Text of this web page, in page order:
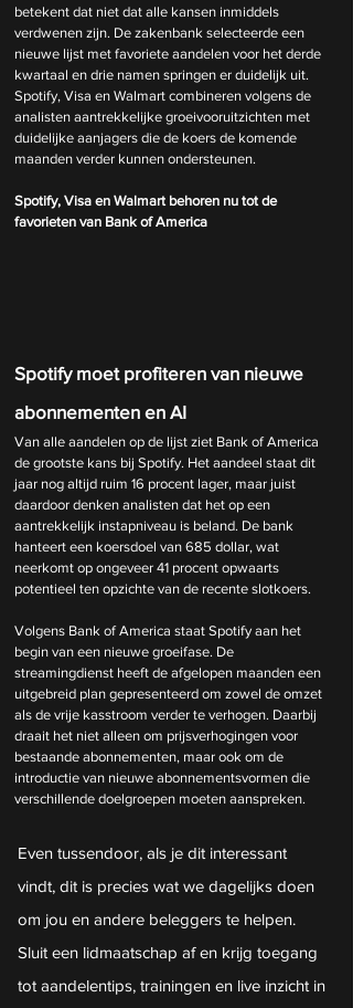
betekent dat niet dat alle kansen inmiddels
verdwenen zijn. De zakenbank selecteerde een
nieuwe lijst met favoriete aandelen voor het derde
kwartaal en drie namen springen er duidelijk uit.
Spotify, Visa en Walmart combineren volgens de
analisten aantrekkelijke groeivooruitzichten met
duidelijke aanjagers die de koers de komende
maanden verder kunnen ondersteunen.
Spotify, Visa en Walmart behoren nu tot de
favorieten van Bank of America
Spotify moet profiteren van nieuwe
abonnementen en AI
Van alle aandelen op de lijst ziet Bank of America
de grootste kans bij Spotify. Het aandeel staat dit
jaar nog altijd ruim 16 procent lager, maar juist
daardoor denken analisten dat het op een
aantrekkelijk instapniveau is beland. De bank
hanteert een koersdoel van 685 dollar, wat
neerkomt op ongeveer 41 procent opwaarts
potentieel ten opzichte van de recente slotkoers.
Volgens Bank of America staat Spotify aan het
begin van een nieuwe groeifase. De
streamingdienst heeft de afgelopen maanden een
uitgebreid plan gepresenteerd om zowel de omzet
als de vrije kasstroom verder te verhogen. Daarbij
draait het niet alleen om prijsverhogingen voor
bestaande abonnementen, maar ook om de
introductie van nieuwe abonnementsvormen die
verschillende doelgroepen moeten aanspreken.
Even tussendoor, als je dit interessant
vindt, dit is precies wat we dagelijks doen
om jou en andere beleggers te helpen.
Sluit een lidmaatschap af en krijg toegang
tot aandelentips, trainingen en live inzicht in